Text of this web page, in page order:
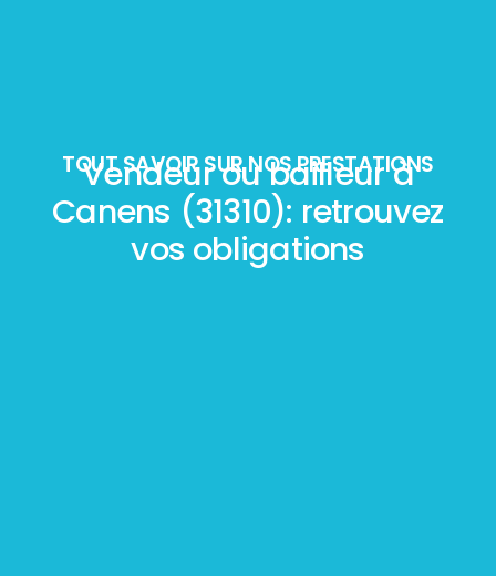
TOUT SAVOIR SUR NOS PRESTATIONS
Vendeur ou bailleur à
Canens (31310): retrouvez
vos obligations